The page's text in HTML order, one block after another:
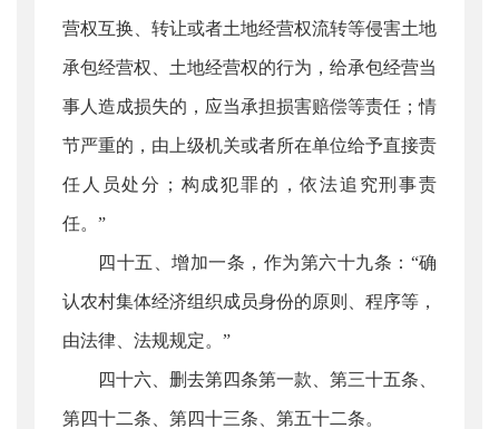
营权互换、转让或者土地经营权流转等侵害土地
承包经营权、土地经营权的行为，给承包经营当
事人造成损失的，应当承担损害赔偿等责任；情
节严重的，由上级机关或者所在单位给予直接责
任人员处分；构成犯罪的，依法追究刑事责
任。”
四十五、增加一条，作为第六十九条：“确
认农村集体经济组织成员身份的原则、程序等，
由法律、法规规定。”
四十六、删去第四条第一款、第三十五条、
第四十二条、第四十三条、第五十二条。